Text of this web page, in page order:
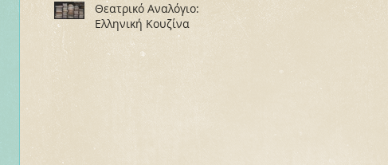
Θεατρικό Αναλόγιο:
Ελληνική Κουζίνα